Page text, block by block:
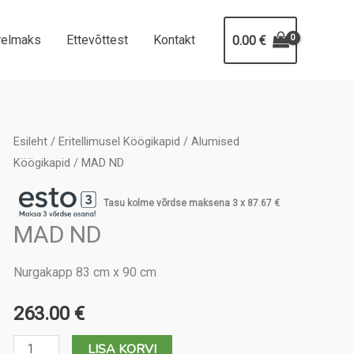
Ettevõttest Kontakt 0.00 €
Esileht/ Eritellimusel Köögikapid / Alumised
Köögikapid / MAD ND
Tasu kolme võrdse maksena 3 x 87.67 €
MAD ND
Nurgakapp 83 cm x 90 cm
263.00 €
MAD
LISA KORVI